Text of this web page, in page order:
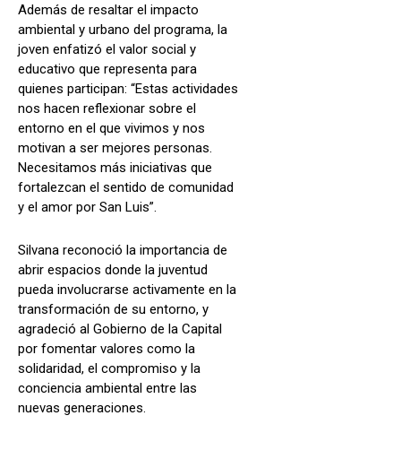
Además de resaltar el impacto
ambiental y urbano del programa, la
joven enfatizó el valor social y
educativo que representa para
quienes participan: “Estas actividades
nos hacen reflexionar sobre el
entorno en el que vivimos y nos
motivan a ser mejores personas.
Necesitamos más iniciativas que
fortalezcan el sentido de comunidad
y el amor por San Luis”.
Silvana reconoció la importancia de
abrir espacios donde la juventud
pueda involucrarse activamente en la
transformación de su entorno, y
agradeció al Gobierno de la Capital
por fomentar valores como la
solidaridad, el compromiso y la
conciencia ambiental entre las
nuevas generaciones.